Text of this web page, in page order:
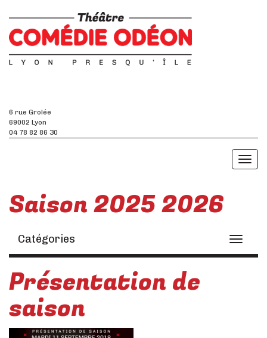
6 rue Grolée
69002 Lyon
04 78 82 86 30
Toggle
Saison 2025 2026
Toggle
Catégories
Présentation de
saison